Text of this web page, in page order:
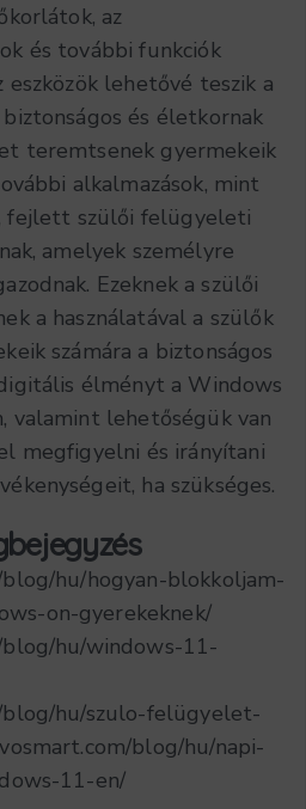
az
és további funkciók
eszközök lehetővé teszik a
és életkornak
teremtsenek gyermekeik
alkalmazások, mint
fejlett szülői felügyeleti
amelyek személyre
Ezeknek a szülői
a használatával a szülők
számára a biztonságos
élményt a Windows
valamint lehetőségük van
megfigyelni és irányítani
ha szükséges.
hu/hogyan-blokkoljam-
on-gyerekeknek/
hu/windows-11-
blog/hu/szulo-felügyelet-
blog/hu/napi-
11-en/